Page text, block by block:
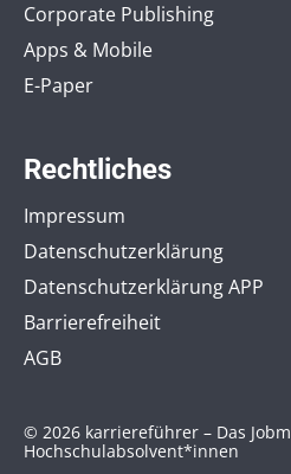
Corporate Publishing
Apps & Mobile
E-Paper
Rechtliches
Impressum
Datenschutzerklärung
Datenschutzerklärung APP
Barrierefreiheit
AGB
© 2026 karriereführer – Das
Hochschulabsolvent*innen